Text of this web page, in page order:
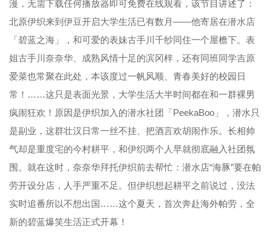
漫，无需下载任何播放器即可免费在线观看，该节目讲述了：
北原伊织来到伊豆开启大学生活已有数月——他寄居在潜水店
「碧蓝之海」，和可爱的表妹古手川千纱同住一个屋檐下。表
姐古手川奈奈华、成熟风情十足的滨冈梓，还有同班同学吉原
爱菜也常聚在此处，本该度过一帆风顺、青春美好的校园日
常！……这只是表面光景，大学生活大半时间都在和一群裸男
疯闹狂欢！原因是伊织加入的潜水社团「PeekaBoo」，潜水只
是副业，这群壮汉日常一丝不挂、把酒言欢胡闹作乐。长相帅
气却是重度宅的今村耕平，和伊织两个人早就彻底融入社团氛
围。就在这时，奈奈华拜托伊织前去帮忙：潜水店“海豚”要在帕
劳开设分店，人手严重不足。但伊织想起耕平之前说过，没法
实时追番所以不想出国……这个夏天，首次奔赴海外帕劳，全
新的碧蓝爆笑生活正式开幕！